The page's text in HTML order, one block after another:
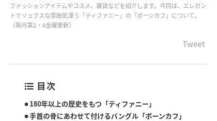
ファッションアイテムやコスメ、雑貨などを紹介します。今回は、エレガン
トでリュクスな雰囲気漂う「ティファニー」の「ボーンカフ」について。
（毎月第2・4金曜更新）
Tweet
目次
180年以上の歴史をもつ「ティファニー」
手首の骨にあわせて付けるバングル「ボーンカフ」